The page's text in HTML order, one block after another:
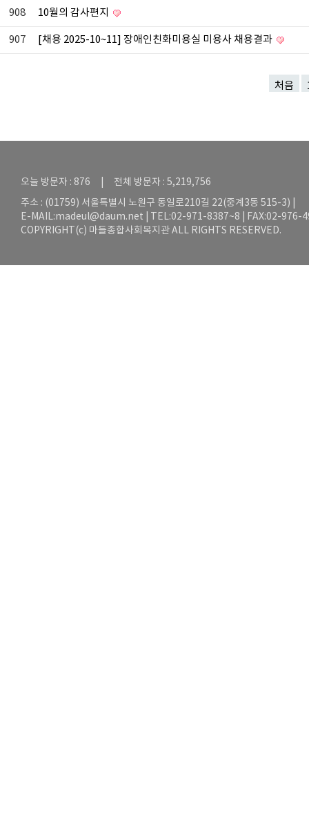
908 10월의 감사편지
907 [채용 2025-10~11] 장애인친화미용실 미용사 채용결과
처음
오늘 방문자 : 876 | 전체 방문자 : 5,219,756
주소 : (01759) 서울특별시 노원구 동일로210길 22(중계3동 515-3) |
E-MAIL:madeul@daum.net | TEL:02-971-8387~8 | FAX:02-976-
COPYRIGHT(c) 마들종합사회복지관 ALL RIGHTS RESERVED.